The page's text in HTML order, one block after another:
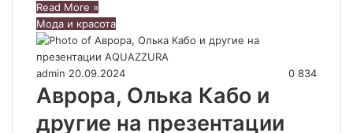
Read More »
Мода и красота
admin 20.09.2024 0 834
Аврора, Олька Кабо и
другие на презентации